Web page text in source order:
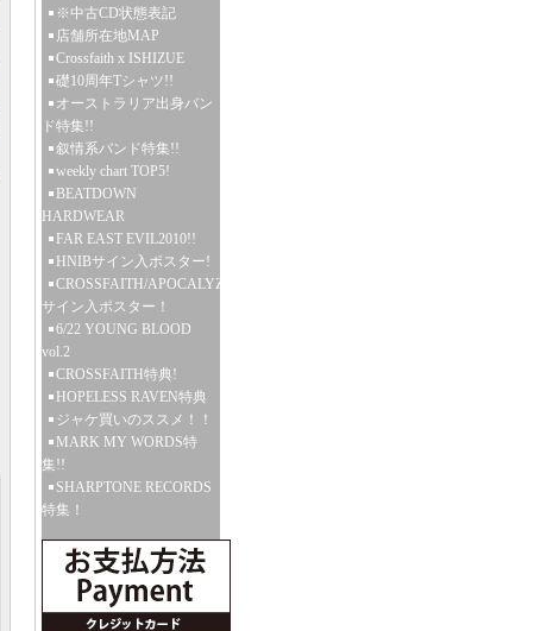
※中古CD状態表記
店舗所在地MAP
Crossfaith x ISHIZUE
礎10周年Tシャツ!!
オーストラリア出身バン
ド特集!!
叙情系バンド特集!!
weekly chart TOP5!
BEATDOWN
HARDWEAR
FAR EAST EVIL2010!!
HNIBサイン入ポスター!
CROSSFAITH/APOCALYZE
サイン入ポスター！
6/22 YOUNG BLOOD
vol.2
CROSSFAITH特典!
HOPELESS RAVEN特典
ジャケ買いのススメ！！
MARK MY WORDS特
集!!
SHARPTONE RECORDS
特集！